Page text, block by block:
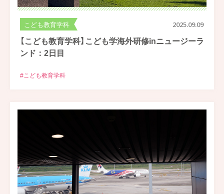
こども教育学科 2025.09.09
【こども教育学科】こども学海外研修inニュージーラ
ンド：2日目
#こども教育学科